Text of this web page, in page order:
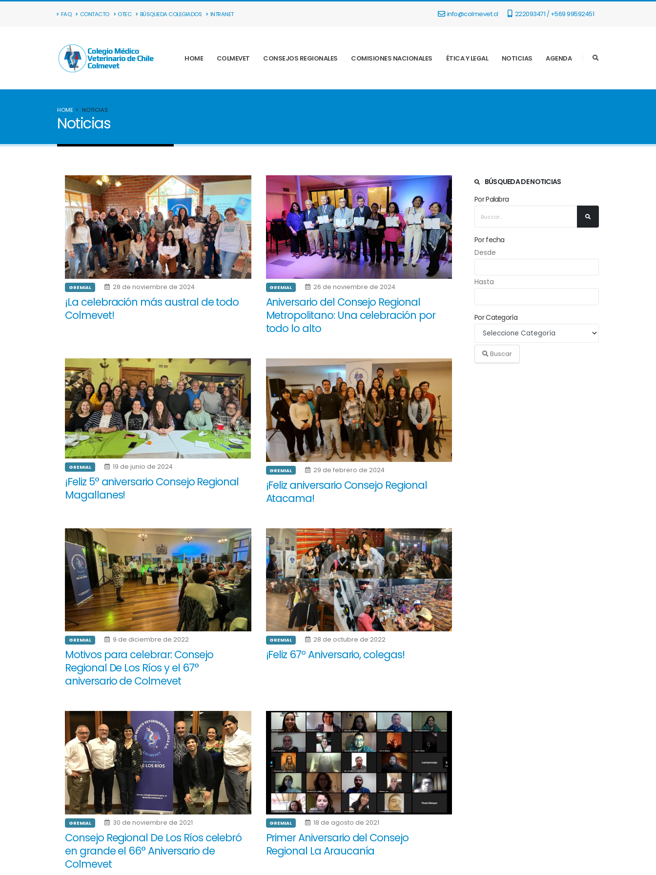
FAQ CONTACTO OTEC BÚSQUEDA COLEGIADOS INTRANET info@colmevet.cl 222093471 / +569 99592451
HOME COLMEVET CONSEJOS REGIONALES COMISIONES NACIONALES ÉTICA Y LEGAL NOTICIAS AGENDA
HOME NOTICIAS
Noticias
BÚSQUEDA DE NOTICIAS
Por Palabra
Por fecha
Desde
Hasta
Por Categoría
Buscar
GREMIAL 28 de noviembre de 2024
¡La celebración más austral de todo
Colmevet!
GREMIAL 26 de noviembre de 2024
Aniversario del Consejo Regional
Metropolitano: Una celebración por
todo lo alto
GREMIAL 19 de junio de 2024
¡Feliz 5° aniversario Consejo Regional
Magallanes!
GREMIAL 29 de febrero de 2024
¡Feliz aniversario Consejo Regional
Atacama!
GREMIAL 9 de diciembre de 2022
Motivos para celebrar: Consejo
Regional De Los Ríos y el 67°
aniversario de Colmevet
GREMIAL 28 de octubre de 2022
¡Feliz 67º Aniversario, colegas!
GREMIAL 30 de noviembre de 2021
Consejo Regional De Los Ríos celebró
en grande el 66° Aniversario de
Colmevet
GREMIAL 18 de agosto de 2021
Primer Aniversario del Consejo
Regional La Araucanía